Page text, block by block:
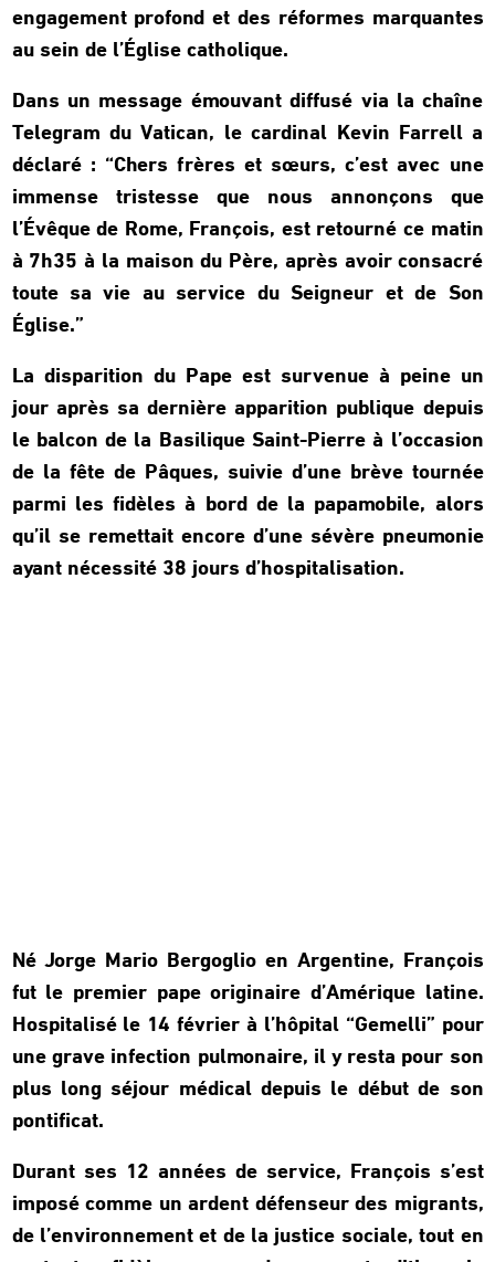
engagement profond et des réformes marquantes
au sein de l’Église catholique.
Dans un message émouvant diffusé via la chaîne
Telegram du Vatican, le cardinal Kevin Farrell a
déclaré : “Chers frères et sœurs, c’est avec une
immense tristesse que nous annonçons que
l’Évêque de Rome, François, est retourné ce matin
à 7h35 à la maison du Père, après avoir consacré
toute sa vie au service du Seigneur et de Son
Église.”
La disparition du Pape est survenue à peine un
jour après sa dernière apparition publique depuis
le balcon de la Basilique Saint-Pierre à l’occasion
de la fête de Pâques, suivie d’une brève tournée
parmi les fidèles à bord de la papamobile, alors
qu’il se remettait encore d’une sévère pneumonie
ayant nécessité 38 jours d’hospitalisation.
Né Jorge Mario Bergoglio en Argentine, François
fut le premier pape originaire d’Amérique latine.
Hospitalisé le 14 février à l’hôpital “Gemelli” pour
une grave infection pulmonaire, il y resta pour son
plus long séjour médical depuis le début de son
pontificat.
Durant ses 12 années de service, François s’est
imposé comme un ardent défenseur des migrants,
de l’environnement et de la justice sociale, tout en